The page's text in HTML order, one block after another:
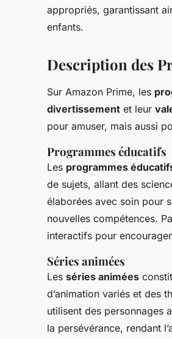
appropriés, garantissant
enfants.
Description des
Sur Amazon Prime, les
divertissement et leur
pour amuser, mais aussi
Programmes éducatifs
Les programmes
de sujets, allant des
élaborées avec soin pour
nouvelles compétences.
interactifs pour
Séries animées
Les séries animées
d’animation variés et des
utilisent des personnages
la persévérance, rendant